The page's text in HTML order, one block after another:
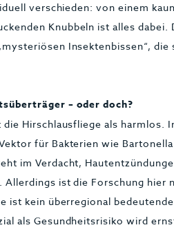
verschieden: von einem
Knubbeln ist alles
Insektenbissen“,
– oder doch?
die Hirschlausfliege als harmlos.
für Bakterien wie
im Verdacht,
ist die Forschung hier
ist kein überregional
als Gesundheitsrisiko wird